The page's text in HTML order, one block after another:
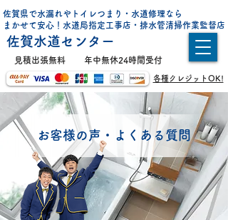
佐賀県で水漏れやトイレつまり・水道修理なら
まかせて安心！水道局指定工事店・排水管清掃作業監督店
佐賀水道センター
​見積出張無料 年中無休24時間受付
各種クレジットOK!
お客様の声・よくある質問